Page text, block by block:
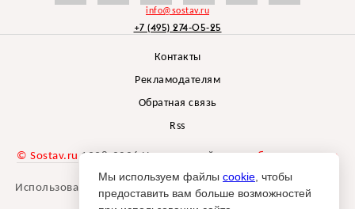
info@sostav.ru
+7 (495) 274-05-25
Контакты
Рекламодателям
Обратная связь
Rss
© Sostav.ru 1998-2026 Независимый проектбрендингового
агентства Depot
Использование материалов Sostav.ru допустимо только при
указании источника.
Мы используем файлы cookie , чтобы
предоставить вам больше возможностей